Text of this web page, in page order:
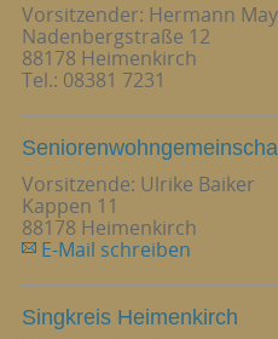
Vorsitzender: Hermann
Nadenbergstraße 12
88178 Heimenkirch
Tel.: 08381 7231
Vorsitzende: Ulrike Baiker
Kappen 11
88178 Heimenkirch
E-Mail schreiben
Singkreis Heimenkirch